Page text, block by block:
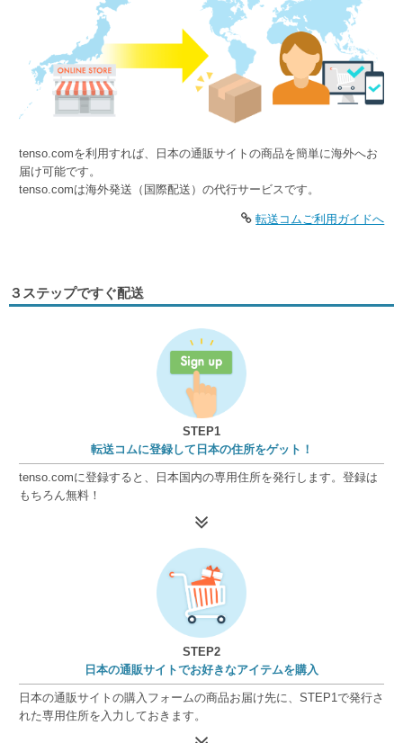
tenso.comを利用すれば、日本の通販サイトの商品を簡単に海外へお
届け可能です。
tenso.comは海外発送（国際配送）の代行サービスです。
転送コムご利用ガイドへ
３ステップですぐ配送
STEP1
転送コムに登録して日本の住所をゲット！
tenso.comに登録すると、日本国内の専用住所を発行します。登録は
もちろん無料！
STEP2
日本の通販サイトでお好きなアイテムを購入
日本の通販サイトの購入フォームの商品お届け先に、STEP1で発行さ
れた専用住所を入力しておきます。